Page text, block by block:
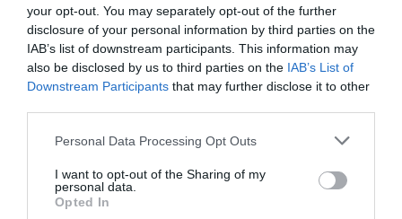
your opt-out. You may separately opt-out of the further
disclosure of your personal information by third parties on the
IAB’s list of downstream participants. This information may
also be disclosed by us to third parties on the IAB’s List of
Downstream Participants that may further disclose it to other
Personal Data Processing Opt Outs
I want to opt-out of the Sharing of my
personal data.
Opted In
es el programa pionero paramejorar la atención
sanitaria en el medio rural y reducir la mortalidad por
parada cardiorrespiratoria o muerte súbita, que ha
permitido crear una
red de cardioprotección en
Farmacéuticos de Cáceres y Badajoz.
Asimismo, en el ámbito social se ha destacado el
proyecto “Tu farmacia, espacio de confianza”